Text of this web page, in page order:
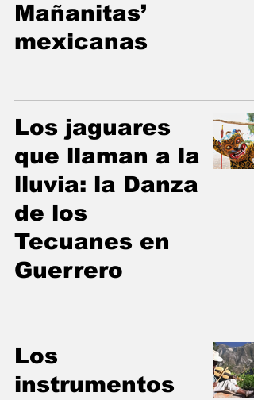
Mañanitas’
mexicanas
Los jaguares
que llaman a la
lluvia: la Danza
de los
Tecuanes en
Guerrero
Los
instrumentos